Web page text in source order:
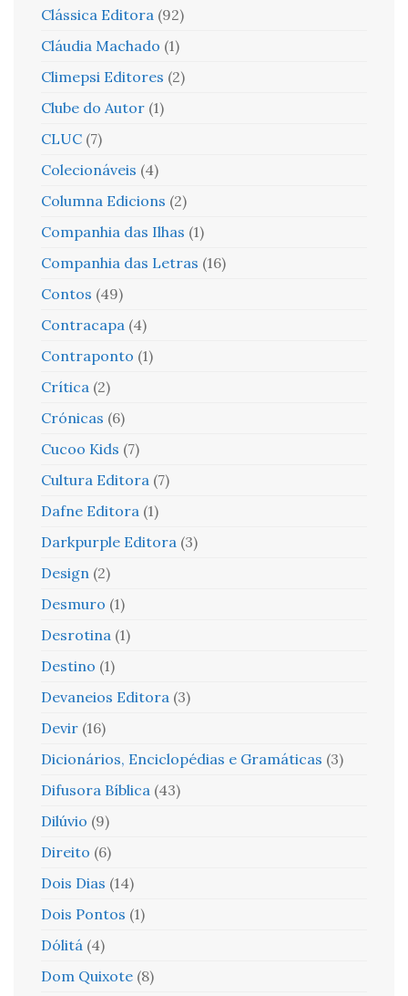
Clássica Editora (92)
Cláudia Machado (1)
Climepsi Editores (2)
Clube do Autor (1)
CLUC (7)
Colecionáveis (4)
Columna Edicions (2)
Companhia das Ilhas (1)
Companhia das Letras (16)
Contos (49)
Contracapa (4)
Contraponto (1)
Crítica (2)
Crónicas (6)
Cucoo Kids (7)
Cultura Editora (7)
Dafne Editora (1)
Darkpurple Editora (3)
Design (2)
Desmuro (1)
Desrotina (1)
Destino (1)
Devaneios Editora (3)
Devir (16)
Dicionários, Enciclopédias e Gramáticas (3)
Difusora Bíblica (43)
Dilúvio (9)
Direito (6)
Dois Dias (14)
Dois Pontos (1)
Dólitá (4)
Dom Quixote (8)